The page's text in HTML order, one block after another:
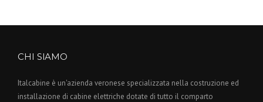
CHI SIAMO
Italcabine è un'azienda veronese specializzata nella costruzione ed
installazione di cabine elettriche dotate di tutto il comparto